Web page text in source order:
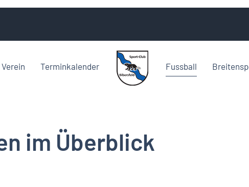
Verein Terminkalender Fussball
im Überblick